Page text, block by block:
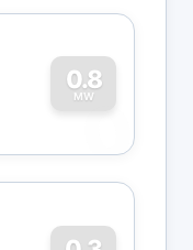
0.8
MW
0